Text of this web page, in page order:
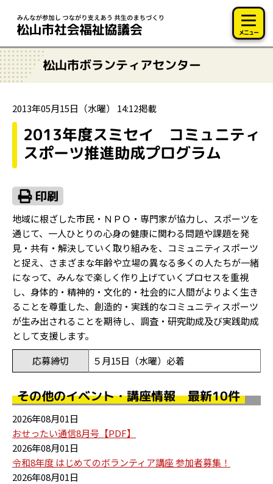
メニュー
松山市ボランティアセンター
2013年05月15日（水曜） 14:12掲載
2013年度スミセイ コミュニティ
スポーツ推進助成プログラム
地域に根ざした市民・ＮＰＯ・専門家が協力し、スポーツを
通じて、一人ひとりの心身の健康に関わる問題や課題を発
見・共有・解決していく取り組みを、コミュニティスポーツ
と捉え、さまざまな年齢や立場の異なる多くの人たちが一緒
になって、みんなで楽しく作り上げていくプロセスを重視
し、身体的・精神的・文化的・社会的に人間がよりよく生き
ることを尊重した、創造的・実践的なコミュニティスポーツ
が生み出されることを期待し、調査・研究助成及び実践助成
として支援します。
応募締切
５月15日（水曜）必着
その他のイベント・講座情報 最新10件
2026年08月01日
おせったい通信8月号【PDF】
2026年08月01日
令和8年度 はじめてのボランティア講座 参加者募集！
2026年08月01日